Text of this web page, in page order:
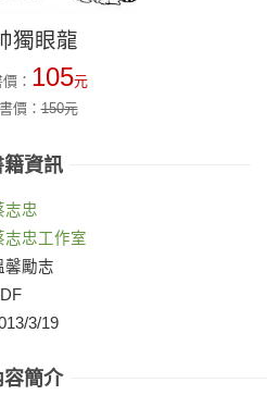
獨眼龍
： 105元
價：150元
籍資訊
志忠
志忠工作室
馨勵志
3/19
容簡介